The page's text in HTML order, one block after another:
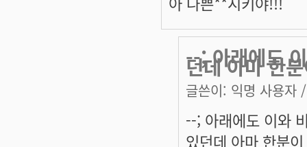
--; 아래에도
던데 아마 한
글쓴이: 익명 사용자
--; 아래에도 이와
있던데 아마 한분